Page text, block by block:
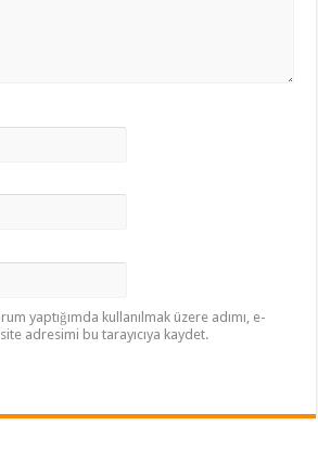
yaptığımda kullanılmak üzere adımı, e-
adresimi bu tarayıcıya kaydet.